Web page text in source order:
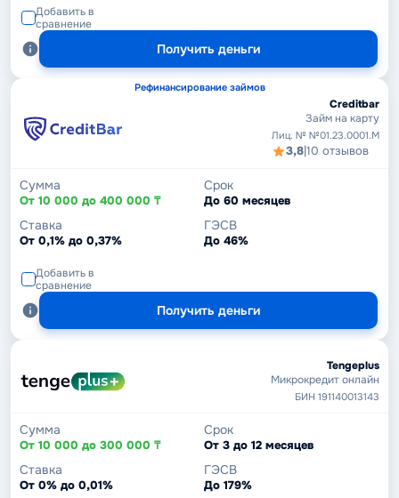
Добавить в
сравнение
Получить деньги
Рефинансирование займов
Creditbar
Займ на карту
Лиц. № №01.23.0001.M
3,8|10 отзывов
Сумма
От 10 000 до 400 000 ₸
Срок
До 60 месяцев
Ставка
От 0,1% до 0,37%
ГЭСВ
До 46%
Добавить в
сравнение
Получить деньги
Tengeplus
Микрокредит онлайн
БИН 191140013143
Сумма
От 10 000 до 300 000 ₸
Срок
От 3 до 12 месяцев
Ставка
От 0% до 0,01%
ГЭСВ
До 179%